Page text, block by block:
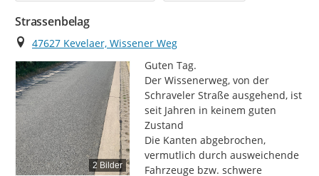
Strassenbelag
Ort
47627 Kevelaer, Wissener Weg
2 Bilder
Guten Tag.
Der Wissenerweg, von der
Schraveler Straße ausgehend, ist
seit Jahren in keinem guten
Zustand
Die Kanten abgebrochen,
vermutlich durch ausweichende
Fahrzeuge bzw. schwere